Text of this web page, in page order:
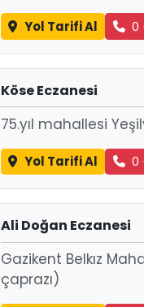
Yol Tarifi Al 0
Köse Eczanesi
75.yıl mahallesi
Yol Tarifi Al 0
Ali Doğan Eczanesi
Gazikent Belkız
çaprazı)